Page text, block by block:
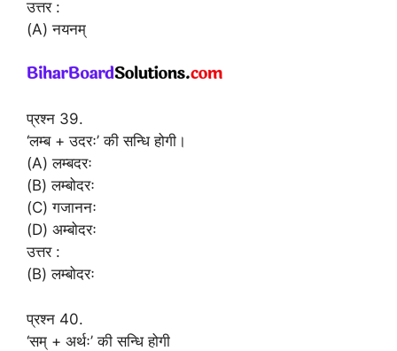
उत्तर :
(A) नयनम्
प्रश्न 39.
‘लम्ब + उदरः’ की सन्धि होगी।
(A) लम्बदरः
(B) लम्बोदरः
(C) गजाननः
(D) अम्बोदरः
उत्तर :
(B) लम्बोदरः
प्रश्न 40.
‘सम् + अर्थः’ की सन्धि होगी